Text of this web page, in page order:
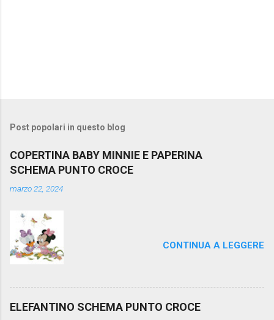
Post popolari in questo blog
COPERTINA BABY MINNIE E PAPERINA
SCHEMA PUNTO CROCE
marzo 22, 2024
CONTINUA A LEGGERE
ELEFANTINO SCHEMA PUNTO CROCE